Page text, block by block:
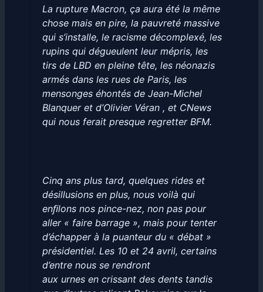
La rupture Macron, ça aura été la même
chose mais en pire, la pauvreté massive
qui s’installe, le racisme décomplexé, les
rupins qui dégueulent leur mépris, les
tirs de LBD en pleine tête, les néonazis
armés dans les rues de Paris, les
mensonges éhontés de Jean-Michel
Blanquer et d’Olivier Véran , et CNews
qui nous ferait presque regretter BFM.
Cinq ans plus tard, quelques rides et
désillusions en plus, nous voilà qui
enﬁlons nos pince-nez, non pas pour
aller « faire barrage », mais pour tenter
d’échapper à la puanteur du « débat »
présidentiel. Les 10 et 24 avril, certains
d’entre nous se rendront
aux urnes en crissant des dents tandis